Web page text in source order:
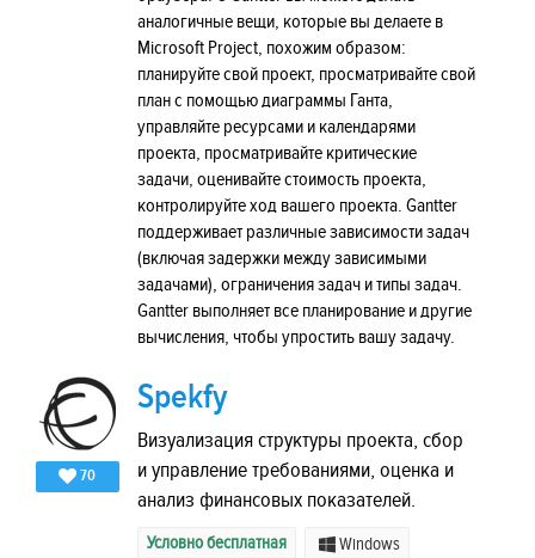
аналогичные вещи, которые вы делаете в
Microsoft Project, похожим образом:
планируйте свой проект, просматривайте свой
план с помощью диаграммы Ганта,
управляйте ресурсами и календарями
проекта, просматривайте критические
задачи, оценивайте стоимость проекта,
контролируйте ход вашего проекта. Gantter
поддерживает различные зависимости задач
(включая задержки между зависимыми
задачами), ограничения задач и типы задач.
Gantter выполняет все планирование и другие
вычисления, чтобы упростить вашу задачу.
70
Spekfy
Визуализация структуры проекта, сбор
и управление требованиями, оценка и
анализ финансовых показателей.
Условно бесплатная Windows